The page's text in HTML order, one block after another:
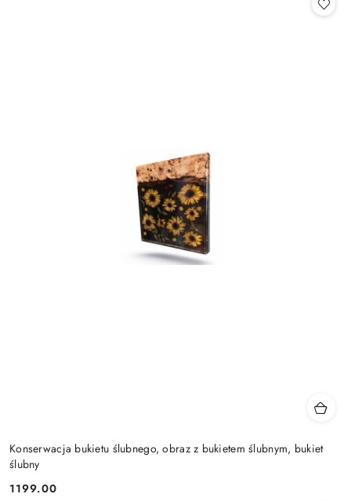
Konserwacja bukietu ślubnego, obraz z bukietem ślubnym, bukiet
ślubny
Cena:
1199.00